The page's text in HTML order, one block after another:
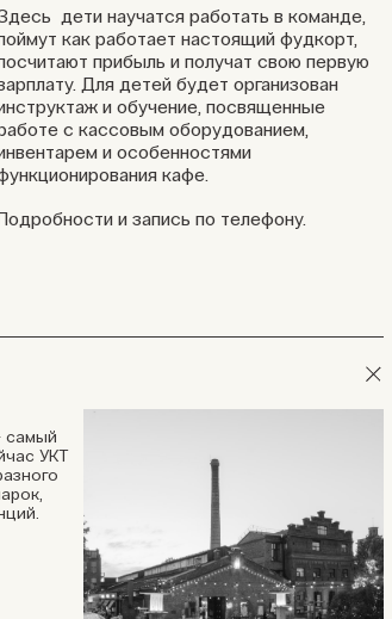
дети научатся работать в команде,
как работает настоящий фудкорт,
прибыль и получат свою первую
Для детей будет организован
и обучение, посвященные
с кассовым оборудованием,
и особенностями
кафе.
и запись по телефону.
самый
УКТ